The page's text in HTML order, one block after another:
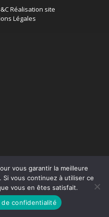
Réalisation site
Légales
vous garantir la meilleure
vous continuez à utiliser ce
vous en êtes satisfait.
de confidentialité